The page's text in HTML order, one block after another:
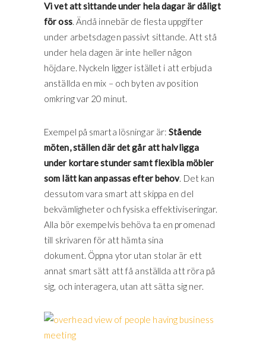
Vi vet att sittande under hela dagar är dåligt
för oss. Ändå innebär de flesta uppgifter
under arbetsdagen passivt sittande. Att stå
under hela dagen är inte heller någon
höjdare. Nyckeln ligger istället i att erbjuda
anställda en mix – och byten av position
omkring var 20 minut.
Exempel på smarta lösningar är:Stående
möten, ställen där det går att halvligga
under kortare stunder samt flexibla möbler
som lätt kan anpassas efter behov. Det kan
dessutom vara smart att skippa en del
bekvämligheter och fysiska effektiviseringar.
Alla bör exempelvis behöva ta en promenad
till skrivaren för att hämta sina
dokument. Öppna ytor utan stolar är ett
annat smart sätt att få anställda att röra på
sig, och interagera, utan att sätta sig ner.